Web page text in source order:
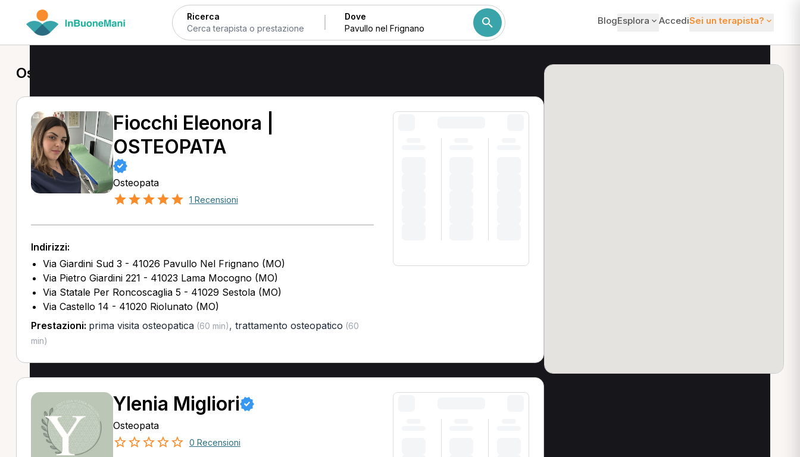
Ricerca Dove BlogEsplora AccediSei un terapista?
Osteopata a Pavullo nel Frignano
Fiocchi Eleonora |
OSTEOPATA
Osteopata
1 Recensioni
Indirizzi:
Via Giardini Sud 3 - 41026 Pavullo Nel Frignano (MO)
Via Pietro Giardini 221 - 41023 Lama Mocogno (MO)
Via Statale Per Roncoscaglia 5 - 41029 Sestola (MO)
Via Castello 14 - 41020 Riolunato (MO)
Prestazioni: prima visita osteopatica(60 min), trattamento osteopatico (60
min)
Ylenia Migliori
Osteopata
0 Recensioni